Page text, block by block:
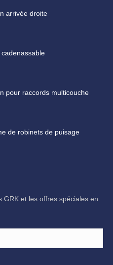
arrivée droite
pour raccords multicouche
de robinets de puisage
GRK et les offres spéciales en